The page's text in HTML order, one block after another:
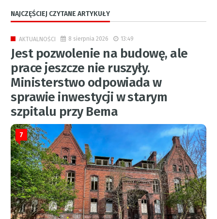
NAJCZĘŚCIEJ CZYTANE ARTYKUŁY
AKTUALNOŚCI 8 sierpnia 2026 13:49
Jest pozwolenie na budowę, ale
prace jeszcze nie ruszyły.
Ministerstwo odpowiada w
sprawie inwestycji w starym
szpitalu przy Bema
7